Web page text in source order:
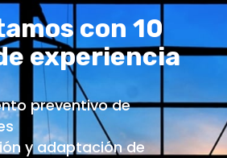
con 10
experiencia
preventivo de
y adaptación de